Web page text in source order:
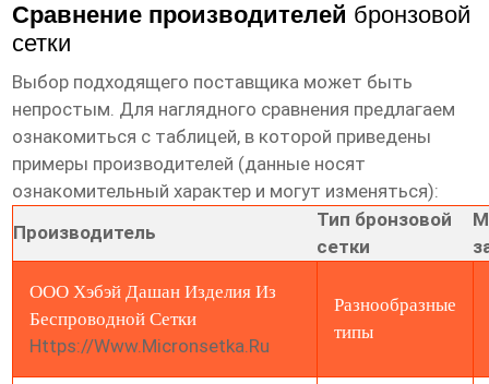
Сравнение производителей бронзовой
сетки
Выбор подходящего поставщика может быть
непростым. Для наглядного сравнения предлагаем
ознакомиться с таблицей, в которой приведены
примеры производителей (данные носят
ознакомительный характер и могут изменяться):
Производитель
Тип бронзовой
сетки
ООО Хэбэй Дашан Изделия Из
Беспроводной Сетки
Https://www.micronsetka.ru
Разнообразные
типы